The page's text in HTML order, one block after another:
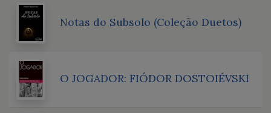
Notas do Subsolo (Coleção Duetos)
O JOGADOR: FIÓDOR DOSTOIÉVSKI